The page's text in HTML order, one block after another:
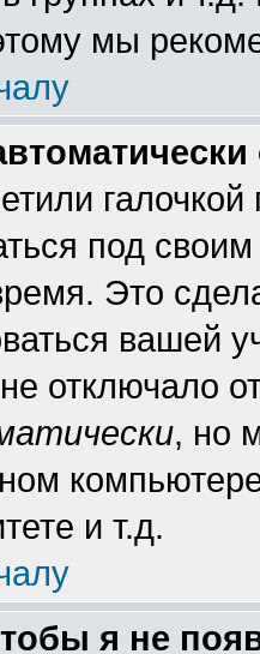
мы
галочкой
под
Это
вашей
отключало
, но
и т.д.
я не